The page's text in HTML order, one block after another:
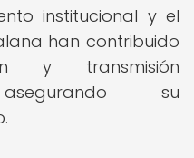
institucional y el
han contribuido
y transmisión
asegurando su